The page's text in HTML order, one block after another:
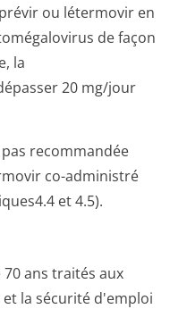
ou létermovir en
de façon
la
20 mg/jour
recommandée
co-administré
et 4­.5).
70 ans traités aux
la sécurité d'emploi